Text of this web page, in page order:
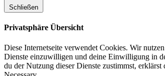
Schließen
Privatsphäre Übersicht
Diese Internetseite verwendet Cookies. Wir
Dienste einzuwilligen und deine Einwilligung in
du der Nutzung dieser Dienste zustimmst,